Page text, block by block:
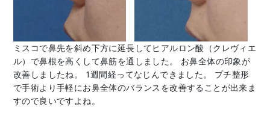
ミスコで鼻先を斜め下方に延長してヒアルロン酸（クレヴィエ
ル）で鼻根を高くして鼻筋を通しました。 お鼻全体の印象が
改善しましたね。 1週間経ってなじんできました。 プチ整形
で手術より手軽にお鼻全体のバランスを改善することが出来ま
すので良いですよね。